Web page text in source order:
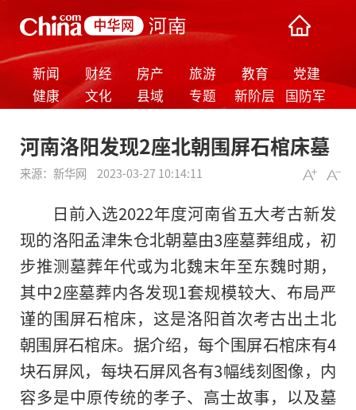
新闻 财经 房产 旅游 教育
党建
健康
文化 县域 专题 新阶层
国防军
河南洛阳发现2座北朝围屏石棺床墓
来源： 新华网 2023-03-27 10:14:11
日前入选2022年度河南省五大考古新发
现的洛阳孟津朱仓北朝墓由3座墓葬组成，初
步推测墓葬年代或为北魏末年至东魏时期，
其中2座墓葬内各发现1套规模较大、布局严
谨的围屏石棺床，这是洛阳首次考古出土北
朝围屏石棺床。据介绍，每个围屏石棺床有4
块石屏风，每块石屏风各有3幅线刻图像，内
容多是中原传统的孝子、高士故事，以及墓